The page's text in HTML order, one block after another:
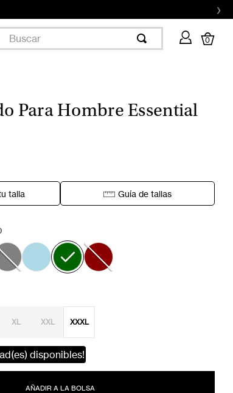
›
Buscar
0
Para Hombre Essential
talla Guía de tallas
XL XXL XXXL
disponibles!
AÑADIR A LA BOLSA